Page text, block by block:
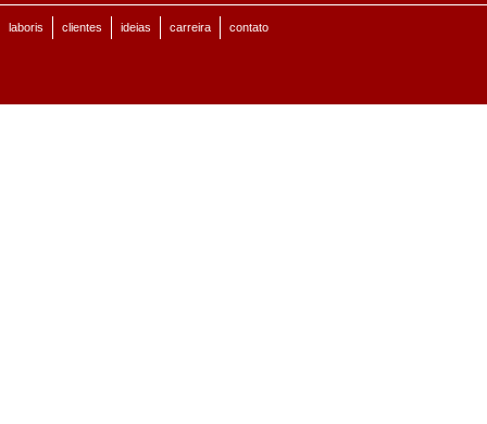
laboris clientes ideias carreira contato